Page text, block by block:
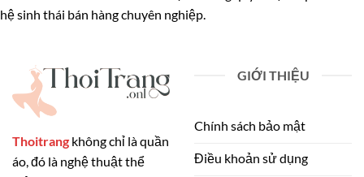
hệ sinh thái bán hàng chuyên nghiệp.
Thoitrang không chỉ là quần
áo, đó là nghệ thuật thể
GIỚI THIỆU
Chính sách bảo mật
Điều khoản sử dụng